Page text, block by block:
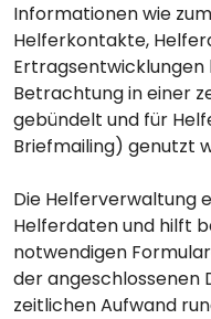
Informationen wie
Helferkontakte,
Betrachtung in einer
gebündelt und für
Briefmailing) genutzt
Die Helferverwaltung
Helferdaten und hilft
notwendigen
der angeschlossenen
zeitlichen Aufwand